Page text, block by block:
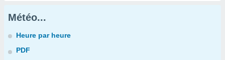
Météo...
Heure par heure
PDF